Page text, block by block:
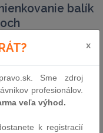
balík
spravodlivosti
(Most-Híd) dne 10. 1.
- zavádza hromadný
pre hodnotenie
x
Sme zdroj
profesionálov.
veľa výhod.
k registracií